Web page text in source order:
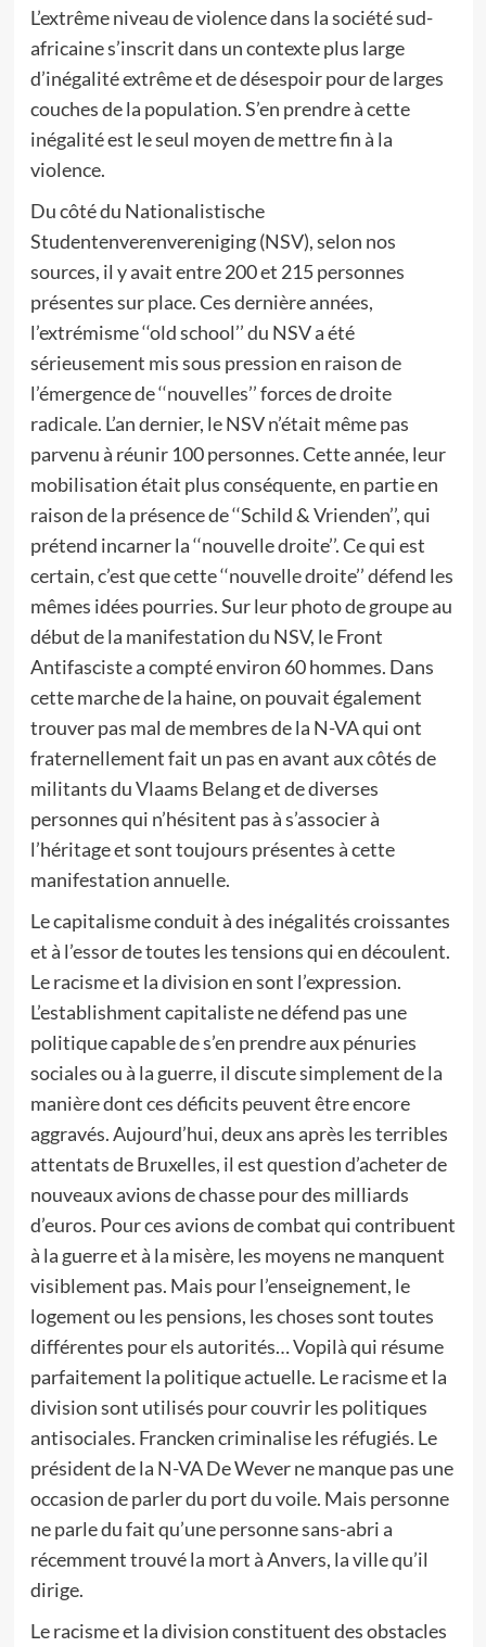
L’extrême niveau de violence dans la société sud-
africaine s’inscrit dans un contexte plus large
d’inégalité extrême et de désespoir pour de larges
couches de la population. S’en prendre à cette
inégalité est le seul moyen de mettre fin à la
violence.
Du côté du Nationalistische
Studentenverenvereniging (NSV), selon nos
sources, il y avait entre 200 et 215 personnes
présentes sur place. Ces dernière années,
l’extrémisme ‘‘old school’’ du NSV a été
sérieusement mis sous pression en raison de
l’émergence de ‘‘nouvelles’’ forces de droite
radicale. L’an dernier, le NSV n’était même pas
parvenu à réunir 100 personnes. Cette année, leur
mobilisation était plus conséquente, en partie en
raison de la présence de ‘‘Schild & Vrienden’’, qui
prétend incarner la ‘‘nouvelle droite’’. Ce qui est
certain, c’est que cette ‘‘nouvelle droite’’ défend les
mêmes idées pourries. Sur leur photo de groupe au
début de la manifestation du NSV, le Front
Antifasciste a compté environ 60 hommes. Dans
cette marche de la haine, on pouvait également
trouver pas mal de membres de la N-VA qui ont
fraternellement fait un pas en avant aux côtés de
militants du Vlaams Belang et de diverses
personnes qui n’hésitent pas à s’associer à
l’héritage et sont toujours présentes à cette
manifestation annuelle.
Le capitalisme conduit à des inégalités croissantes
et à l’essor de toutes les tensions qui en découlent.
Le racisme et la division en sont l’expression.
L’establishment capitaliste ne défend pas une
politique capable de s’en prendre aux pénuries
sociales ou à la guerre, il discute simplement de la
manière dont ces déficits peuvent être encore
aggravés. Aujourd’hui, deux ans après les terribles
attentats de Bruxelles, il est question d’acheter de
nouveaux avions de chasse pour des milliards
d’euros. Pour ces avions de combat qui contribuent
à la guerre et à la misère, les moyens ne manquent
visiblement pas. Mais pour l’enseignement, le
logement ou les pensions, les choses sont toutes
différentes pour els autorités… Vopilà qui résume
parfaitement la politique actuelle. Le racisme et la
division sont utilisés pour couvrir les politiques
antisociales. Francken criminalise les réfugiés. Le
président de la N-VA De Wever ne manque pas une
occasion de parler du port du voile. Mais personne
ne parle du fait qu’une personne sans-abri a
récemment trouvé la mort à Anvers, la ville qu’il
dirige.
Le racisme et la division constituent des obstacles